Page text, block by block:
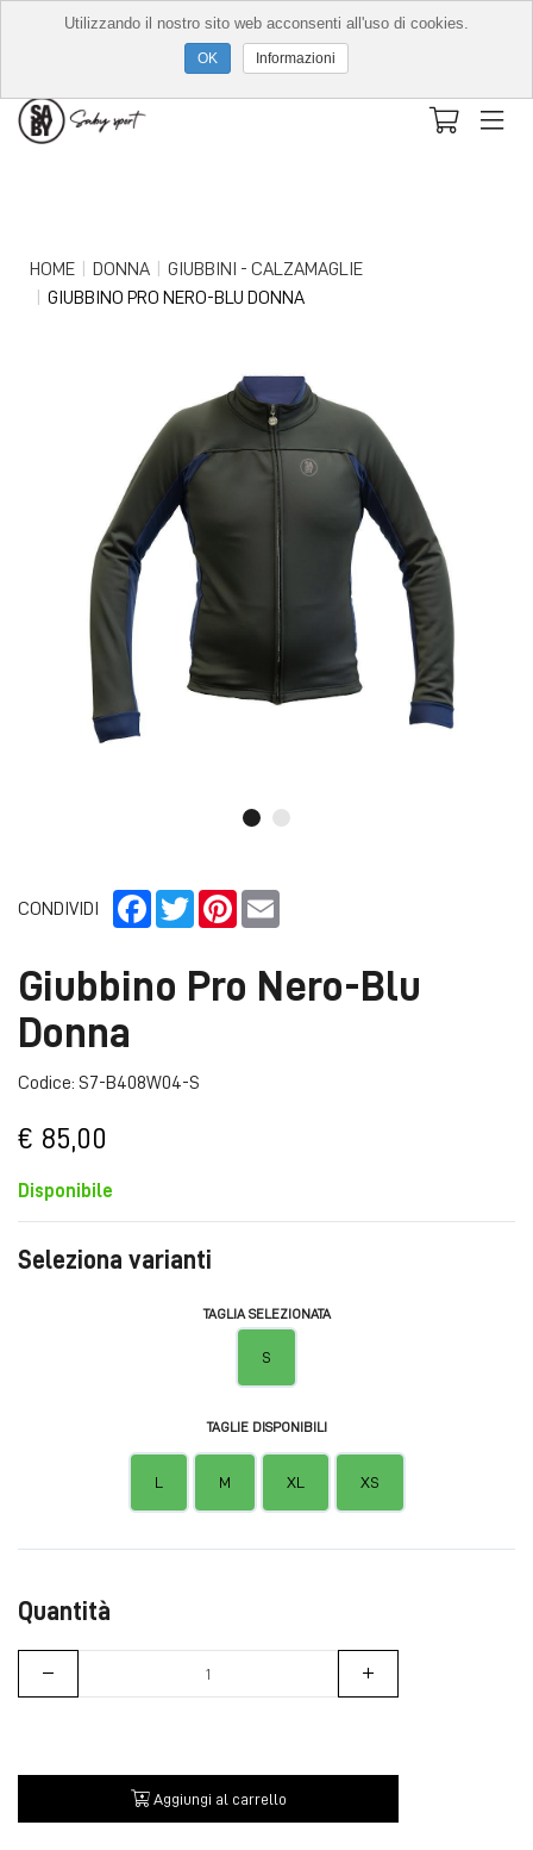
HOME DONNA
GIUBBINI - CALZAMAGLIE
GIUBBINO PRO NERO-BLU DONNA
CONDIVIDI Facebook
TwitterPinterest
Giubbino Pro Nero-Blu
Donna
Codice: S7-B408W04-S
€ 85,00
Disponibile
Seleziona varianti
TAGLIA SELEZIONATA
S
TAGLIE DISPONIBILI
L M XL XS
Quantità
Aggiungi al carrello
Utilizzando il nostro sito web acconsenti all'uso di cookies.
Informazioni